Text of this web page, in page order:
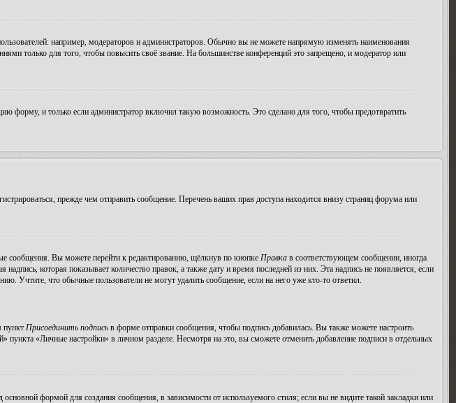
например, модераторов и администраторов. Обычно вы не можете напрямую изменять наименования
только для того, чтобы повысить своё звание. На большинстве конференций это запрещено, и модератор или
форму, и только если администратор включил такую возможность. Это сделано для того, чтобы предотвратить
прежде чем отправить сообщение. Перечень ваших прав доступа находится внизу страниц форума или
сообщения. Вы можете перейти к редактированию, щёлкнув по кнопке Правка в соответствующем сообщении, иногда
которая показывает количество правок, а также дату и время последней из них. Эта надпись не появляется, если
Учтите, что обычные пользователи не могут удалить сообщение, если на него уже кто-то ответил.
пункт Присоединить подпись в форме отправки сообщения, чтобы подпись добавилась. Вы также можете настроить
«Личные настройки» в личном разделе. Несмотря на это, вы сможете отменить добавление подписи в отдельных
основной формой для создания сообщения, в зависимости от используемого стиля; если вы не видите такой закладки или